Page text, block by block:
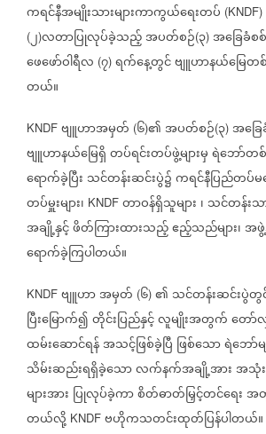
ကရင်နီအမျိုးသားများကာကွယ်ရေးတပ် (KNDF)
(၂)လတာပြုလုပ်ခဲ့သည့်အပတ်စဉ်(၃) အခြေခံ
ဖေဖော်ဝါရီလ (၇) ရက်နေ့တွင်ဗျူဟာနယ်မြေတ
တယ်။
KNDF ဗျူဟာအမှတ် (၆)၏အပတ်စဉ်(၃) အခြ
ဗျူဟာနယ်မြေရှိတပ်ရင်းတပ်ဖွဲ့များမှရဲဘော်တစ်
ရောက်ခဲ့ပြီး သင်တန်းဆင်းပွဲ၌ကရင်နီပြည်တပ်
တပ်မှူးများ၊ KNDF တာဝန်ရှိသူများ ၊ သင်တန်းသ
အချို့နှင့်ဖိတ်ကြားထားသည့်ဧည့်သည်များ၊အဖွဲ့
ရောက်ခဲ့ကြပါတယ်။
KNDF ဗျူဟာအမှတ် (၆) ၏ သင်တန်းဆင်းပွဲတွ
ပြီးမြောက်၍တိုင်းပြည်နှင့်လူမျိုးအတွက်တော်လှ
ထမ်းဆောင်ရန်အသင့်ဖြစ်ခဲ့ပြီ ဖြစ်သောရဲဘော်မ
သိမ်းဆည်းရရှိခဲ့သောလက်နက်အချို့အားအသုံ
များအား ပြုလုပ်ခဲ့ကာစိတ်ဓာတ်မြှင့်တင်ရေးအ
တယ်လို့ KNDF ဗဟိုကသတင်းထုတ်ပြန်ပါတယ်။